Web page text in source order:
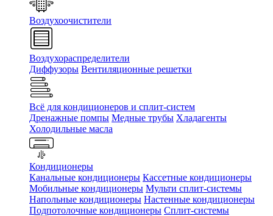
Воздухоочистители
Воздухораспределители
Диффузоры Вентиляционные решетки
Всё для кондиционеров и сплит-систем
Дренажные помпы Медные трубы Хладагенты
Холодильные масла
Кондиционеры
Канальные кондиционеры Кассетные кондиционеры
Мобильные кондиционеры Мульти сплит-системы
Напольные кондиционеры Настенные кондиционеры
Подпотолочные кондиционеры Сплит-системы